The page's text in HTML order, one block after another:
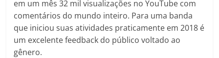
em um mês 32 mil visualizações no YouTube com
comentários do mundo inteiro. Para uma banda
que iniciou suas atividades praticamente em 2018 é
um excelente feedback do público voltado ao
gênero.